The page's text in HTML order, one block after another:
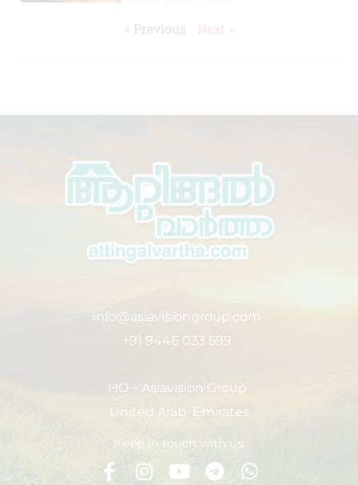
« Previous Next »
info@asiavisiongroup.com
+91 9446 033 599
HO – Asiavision Group
United Arab Emirates
Keep in touch with us.